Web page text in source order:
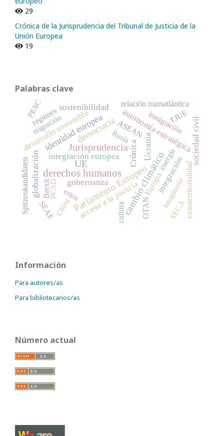
29
Crónica de la Jurisprudencia del Tribunal de Justicia de la
Unión Europea
19
Palabras clave
derechos humanos
Parlamento Europeo
UE cambio climático
Jurisprudencia
democracia
identidad europea Ucrania
autonomía estratégica
Europa
Crónica
integración
gobernanza
acceso a la justicia
globalización integración europea sociedad civil
desarrollo sostenible
sostenibilidad
migración
crisis
PCSD
regiones
Rusia
Brexit extraterritorialidad
Spitzenkandidaten cultura
PESC
imaginario
relación transatlántica
energía
inmigración
China
TJUE
OTAN
SEAE SECA
ASEAN
Información
Para autores/as
Para bibliotecarios/as
Número actual